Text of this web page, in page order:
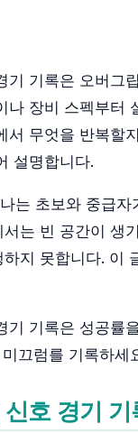
기 기록은 오버그
나 장비 스펙부터
서 무엇을 반복할
설명합니다.
는 초보와 중급
는 빈 공간이 생
지 못합니다. 이
기 기록은 성공률
끄럼를 기록하세
호 경기